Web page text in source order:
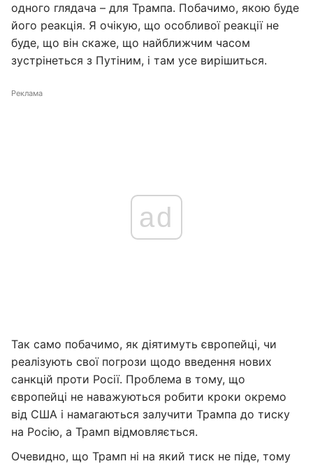
одного глядача – для Трампа. Побачимо, якою буде
його реакція. Я очікую, що особливої реакції не
буде, що він скаже, що найближчим часом
зустрінеться з Путіним, і там усе вирішиться.
Реклама
ad
Так само побачимо, як діятимуть європейці, чи
реалізують свої погрози щодо введення нових
санкцій проти Росії. Проблема в тому, що
європейці не наважуються робити кроки окремо
від США і намагаються залучити Трампа до тиску
на Росію, а Трамп відмовляється.
Очевидно, що Трамп ні на який тиск не піде, тому